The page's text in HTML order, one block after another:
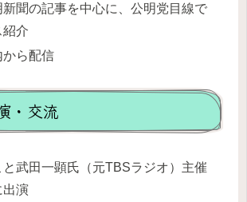
新聞の記事を中心に、公明党目線で
紹介
から配信
・交流
と武田一顕氏（元TBSラジオ）主催
出演